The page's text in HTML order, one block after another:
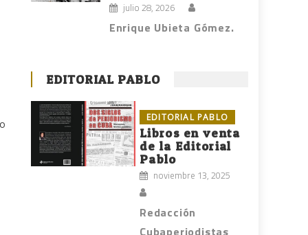
julio 28, 2026
Enrique Ubieta Gómez.
EDITORIAL PABLO
EDITORIAL PABLO
Libros en venta
de la Editorial
Pablo
noviembre 13, 2025
Redacción